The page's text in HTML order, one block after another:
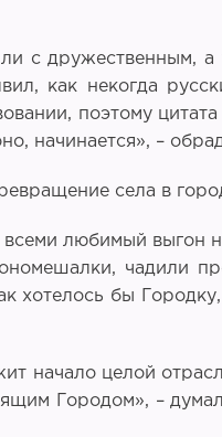
с дружественным, а
как некогда
поэтому
начинается», –
села в
любимый выгон
чадили
хотелось бы
начало целой
Городом», –